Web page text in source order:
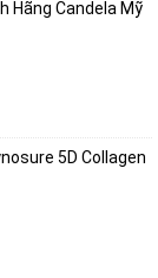
Hãng Candela Mỹ
5D Collagen